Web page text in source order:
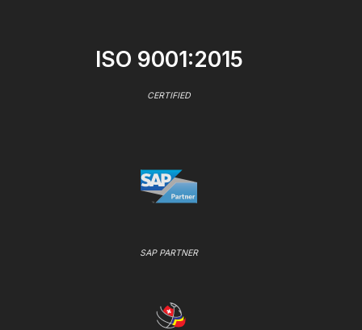
ISO 9001:2015
CERTIFIED
SAP PARTNER